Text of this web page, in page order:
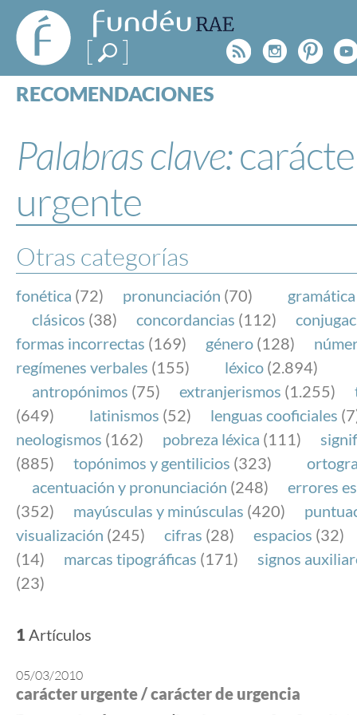
FundéuRAE
- Fundación
del Español
Urgente
Rss
RECOMENDACIONES
ESPECIALES
BLOG
NOTICIAS
FundéuRAE es una fundación patrocinada por la
y la Real Academia Española, cuyo objetivo es
el buen uso del español en los medios de
Internet.
Palabras clave:
urgente
Otras categorías
fonética (72) pronunciación (70) gramática
clásicos (38) concordancias (112)
formas incorrectas (169) género (128)
regímenes verbales (155) léxico (2.894)
antropónimos (75) extranjerismos (1.255)
(649)
latinismos (52) lenguas cooficiales
neologismos (162) pobreza léxica (111)
(885)
topónimos y gentilicios (323)
acentuación y pronunciación (248)
errores
(352)
mayúsculas y minúsculas (420)
visualización (245) cifras (28) espacios (32)
(14)
marcas tipográficas (171)
signos
(23)
1 Artículos
05/03/2010
carácter urgente / carácter de urgencia